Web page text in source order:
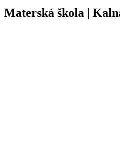
Materská škola |